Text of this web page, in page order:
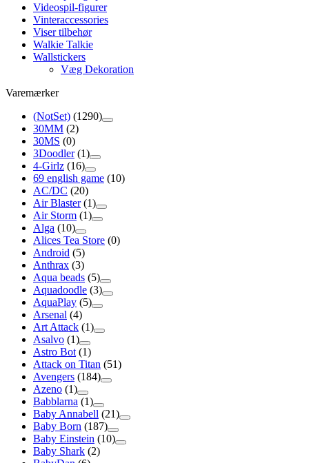
Videospil-figurer
Vinteraccessories
Viser tilbehør
Walkie Talkie
Wallstickers
Væg Dekoration
Varemærker
(NotSet) (1290)
30MM (2)
30MS (0)
3Doodler (1)
4-Girlz (16)
69 english game (10)
AC/DC (20)
Air Blaster (1)
Air Storm (1)
Alga (10)
Alices Tea Store (0)
Android (5)
Anthrax (3)
Aqua beads (5)
Aquadoodle (3)
AquaPlay (5)
Arsenal (4)
Art Attack (1)
Asalvo (1)
Astro Bot (1)
Attack on Titan (51)
Avengers (184)
Azeno (1)
Babblarna (1)
Baby Annabell (21)
Baby Born (187)
Baby Einstein (10)
Baby Shark (2)